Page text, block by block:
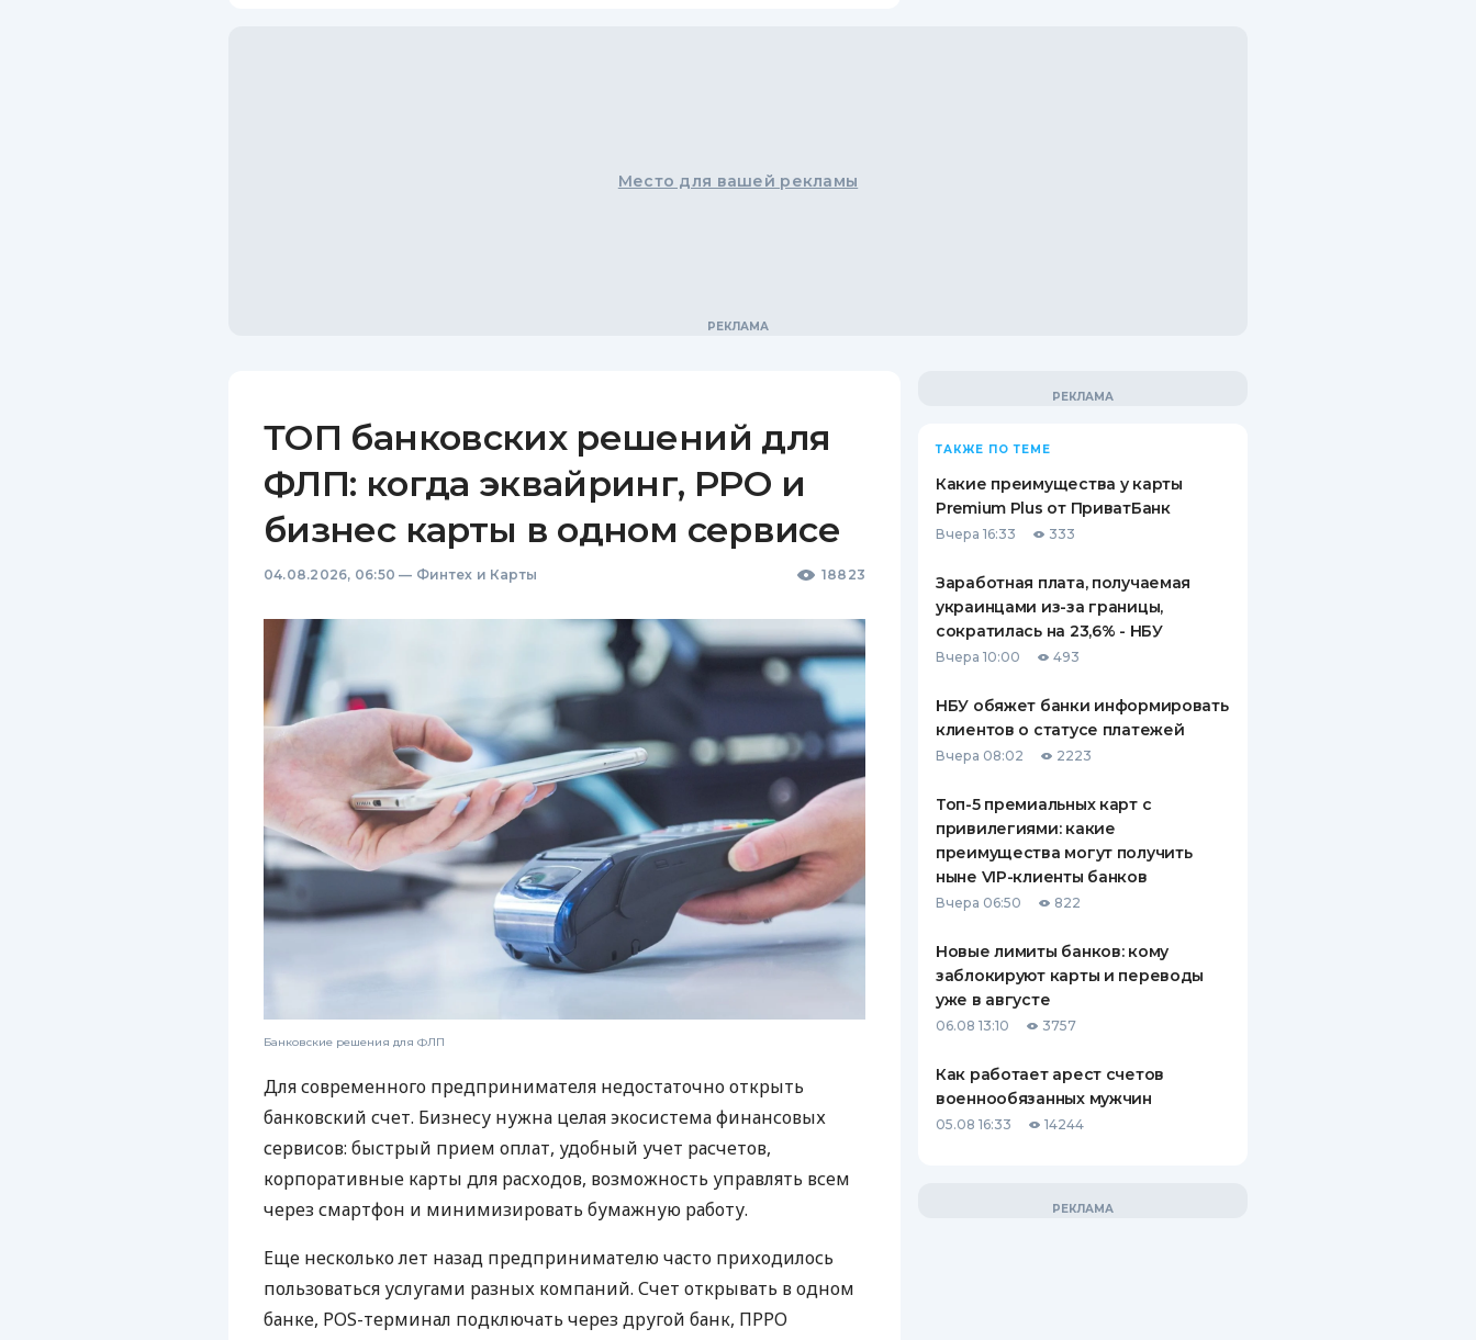
Место для вашей рекламы
ТОП банковских решений для
ФЛП: когда эквайринг, РРО и
бизнес карты в одном сервисе
04.08.2026, 06:50 — Финтех и Карты 18823
Банковские решения для ФЛП
Для современного предпринимателя недостаточно открыть
банковский счет. Бизнесу нужна целая экосистема финансовых
сервисов: быстрый прием оплат, удобный учет расчетов,
корпоративные карты для расходов, возможность управлять всем
через смартфон и минимизировать бумажную работу.
Еще несколько лет назад предпринимателю часто приходилось
пользоваться услугами разных компаний. Счет открывать в одном
банке, POS-терминал подключать через другой банк, ПРРО
ТАКЖЕ ПО ТЕМЕ
Какие преимущества у карты
Premium Plus от ПриватБанк
Вчера 16:33 333
Заработная плата, получаемая
украинцами из-за границы,
сократилась на 23,6% - НБУ
Вчера 10:00 493
НБУ обяжет банки информировать
клиентов о статусе платежей
Вчера 08:02 2223
Топ-5 премиальных карт с
привилегиями: какие
преимущества могут получить
ныне VIP-клиенты банков
Вчера 06:50 822
Новые лимиты банков: кому
заблокируют карты и переводы
уже в августе
06.08 13:10 3757
Как работает арест счетов
военнообязанных мужчин
05.08 16:33 14244